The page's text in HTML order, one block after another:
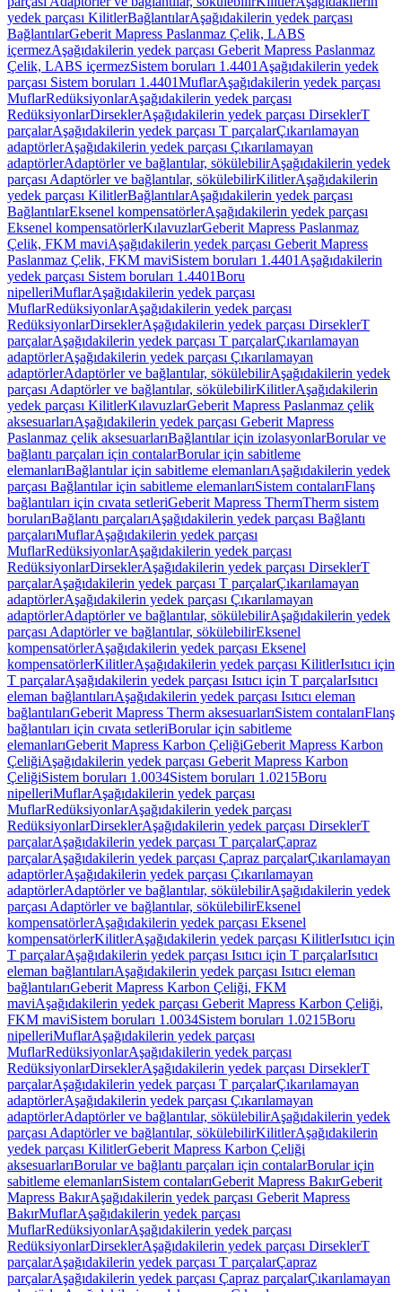
yedek parçası KilitlerBağlantılarAşağıdakilerin yedek parçası
BağlantılarGeberit Mapress Paslanmaz Çelik, LABS
içermezAşağıdakilerin yedek parçası Geberit Mapress Paslanmaz
Çelik, LABS içermezSistem boruları 1.4401 Aşağıdakilerin yedek
parçası Sistem boruları 1.4401MuflarAşağıdakilerin yedek parçası
MuflarRedüksiyonlarAşağıdakilerin yedek parçası
RedüksiyonlarDirseklerAşağıdakilerin yedek parçası DirseklerT
parçalarAşağıdakilerin yedek parçası T parçalarÇıkarılamayan
adaptörlerAşağıdakilerin yedek parçası Çıkarılamayan
adaptörlerAdaptörler ve bağlantılar, sökülebilirAşağıdakilerin yedek
parçası Adaptörler ve bağlantılar, sökülebilirKilitlerAşağıdakilerin
yedek parçası KilitlerBağlantılarAşağıdakilerin yedek parçası
BağlantılarEksenel kompensatörlerAşağıdakilerin yedek parçası
Eksenel kompensatörlerKılavuzlarGeberit Mapress Paslanmaz
Çelik, FKM maviAşağıdakilerin yedek parçası Geberit Mapress
Paslanmaz Çelik, FKM maviSistem boruları 1.4401 Aşağıdakilerin
yedek parçası Sistem boruları 1.4401Boru
nipelleriMuflarAşağıdakilerin yedek parçası
MuflarRedüksiyonlarAşağıdakilerin yedek parçası
RedüksiyonlarDirseklerAşağıdakilerin yedek parçası DirseklerT
parçalarAşağıdakilerin yedek parçası T parçalarÇıkarılamayan
adaptörlerAşağıdakilerin yedek parçası Çıkarılamayan
adaptörlerAdaptörler ve bağlantılar, sökülebilirAşağıdakilerin yedek
parçası Adaptörler ve bağlantılar, sökülebilirKilitlerAşağıdakilerin
yedek parçası KilitlerKılavuzlarGeberit Mapress Paslanmaz çelik
aksesuarlarıAşağıdakilerin yedek parçası Geberit Mapress
Paslanmaz çelik aksesuarlarıBağlantılar için izolasyonlarBorular ve
bağlantı parçaları için contalarBorular için sabitleme
elemanlarıBağlantılar için sabitleme elemanlarıAşağıdakilerin yedek
parçası Bağlantılar için sabitleme elemanlarıSistem contalarıFlanş
bağlantıları için cıvata setleriGeberit Mapress ThermTherm sistem
borularıBağlantı parçalarıAşağıdakilerin yedek parçası Bağlantı
parçalarıMuflarAşağıdakilerin yedek parçası
MuflarRedüksiyonlarAşağıdakilerin yedek parçası
RedüksiyonlarDirseklerAşağıdakilerin yedek parçası DirseklerT
parçalarAşağıdakilerin yedek parçası T parçalarÇıkarılamayan
adaptörlerAşağıdakilerin yedek parçası Çıkarılamayan
adaptörlerAdaptörler ve bağlantılar, sökülebilirAşağıdakilerin yedek
parçası Adaptörler ve bağlantılar, sökülebilirEksenel
kompensatörlerAşağıdakilerin yedek parçası Eksenel
kompensatörlerKilitlerAşağıdakilerin yedek parçası KilitlerIsıtıcı için
T parçalarAşağıdakilerin yedek parçası Isıtıcı için T parçalarIsıtıcı
eleman bağlantılarıAşağıdakilerin yedek parçası Isıtıcı eleman
bağlantılarıGeberit Mapress Therm aksesuarlarıSistem contalarıFlanş
bağlantıları için cıvata setleriBorular için sabitleme
elemanlarıGeberit Mapress Karbon ÇeliğiGeberit Mapress Karbon
ÇeliğiAşağıdakilerin yedek parçası Geberit Mapress Karbon
ÇeliğiSistem boruları 1.0034Sistem boruları 1.0215Boru
nipelleriMuflarAşağıdakilerin yedek parçası
MuflarRedüksiyonlarAşağıdakilerin yedek parçası
RedüksiyonlarDirseklerAşağıdakilerin yedek parçası DirseklerT
parçalarAşağıdakilerin yedek parçası T parçalarÇapraz
parçalarAşağıdakilerin yedek parçası Çapraz parçalarÇıkarılamayan
adaptörlerAşağıdakilerin yedek parçası Çıkarılamayan
adaptörlerAdaptörler ve bağlantılar, sökülebilirAşağıdakilerin yedek
parçası Adaptörler ve bağlantılar, sökülebilirEksenel
kompensatörlerAşağıdakilerin yedek parçası Eksenel
kompensatörlerKilitlerAşağıdakilerin yedek parçası KilitlerIsıtıcı için
T parçalarAşağıdakilerin yedek parçası Isıtıcı için T parçalarIsıtıcı
eleman bağlantılarıAşağıdakilerin yedek parçası Isıtıcı eleman
bağlantılarıGeberit Mapress Karbon Çeliği, FKM
maviAşağıdakilerin yedek parçası Geberit Mapress Karbon Çeliği,
FKM maviSistem boruları 1.0034Sistem boruları 1.0215Boru
nipelleriMuflarAşağıdakilerin yedek parçası
MuflarRedüksiyonlarAşağıdakilerin yedek parçası
RedüksiyonlarDirseklerAşağıdakilerin yedek parçası DirseklerT
parçalarAşağıdakilerin yedek parçası T parçalarÇıkarılamayan
adaptörlerAşağıdakilerin yedek parçası Çıkarılamayan
adaptörlerAdaptörler ve bağlantılar, sökülebilirAşağıdakilerin yedek
parçası Adaptörler ve bağlantılar, sökülebilirKilitlerAşağıdakilerin
yedek parçası KilitlerGeberit Mapress Karbon Çeliği
aksesuarlarıBorular ve bağlantı parçaları için contalarBorular için
sabitleme elemanlarıSistem contalarıGeberit Mapress BakırGeberit
Mapress BakırAşağıdakilerin yedek parçası Geberit Mapress
BakırMuflarAşağıdakilerin yedek parçası
MuflarRedüksiyonlarAşağıdakilerin yedek parçası
RedüksiyonlarDirseklerAşağıdakilerin yedek parçası DirseklerT
parçalarAşağıdakilerin yedek parçası T parçalarÇapraz
parçalarAşağıdakilerin yedek parçası Çapraz parçalarÇıkarılamayan